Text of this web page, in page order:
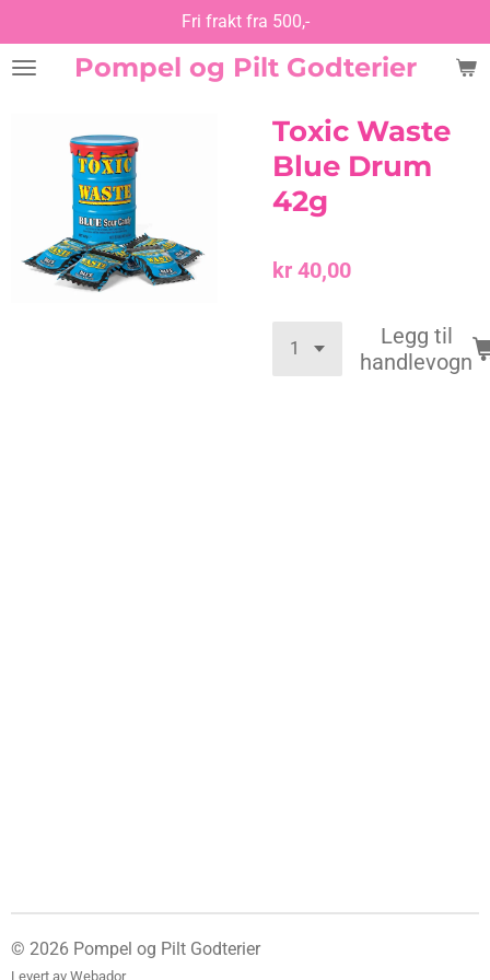
til
hovedinnholdPompel og Pilt Godterier
Fri frakt fra 500,-
Toxic Waste
Blue Drum
42g
kr 40,00
Legg til
handlevogn
© 2026 Pompel og Pilt Godterier
Levert av Webador